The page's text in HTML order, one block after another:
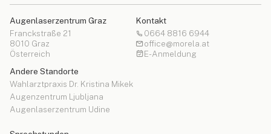
Augenlaserzentrum Graz
Franckstraße 21
8010 Graz
Österreich
Andere Standorte
Wahlarztpraxis Dr. Kristina Mikek
Augenzentrum Ljubljana
Augenlaserzentrum Udine
Kontakt
0664 8816 6944
office@morela.at
E-Anmeldung